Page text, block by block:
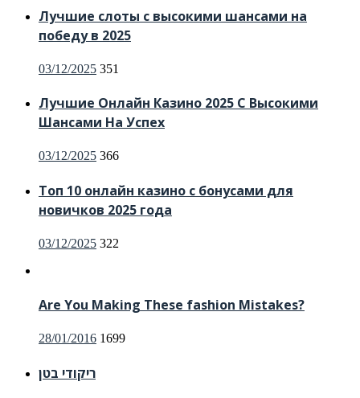
Лучшие слоты с высокими шансами на
победу в 2025
03/12/2025 351
Лучшие Онлайн Казино 2025 С Высокими
Шансами На Успех
03/12/2025 366
Топ 10 онлайн казино с бонусами для
новичков 2025 года
03/12/2025 322
Are You Making These fashion Mistakes?
28/01/2016 1699
ריקודי בטן